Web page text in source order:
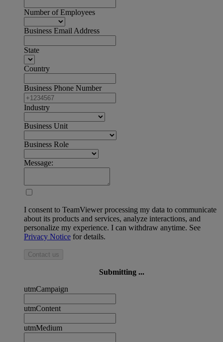
Number of Employees
Business Email Address
State
Country
Business Phone Number
Industry
Business Unit
Business Role
Message:
I consent to TeamViewer processing my data to communicate
about its products and services, analyze interactions, and
personalize my experience. I can withdraw anytime. See
Privacy Notice for details.
Contact us
Submitting ...
utmCampaign
utmContent
utmMedium